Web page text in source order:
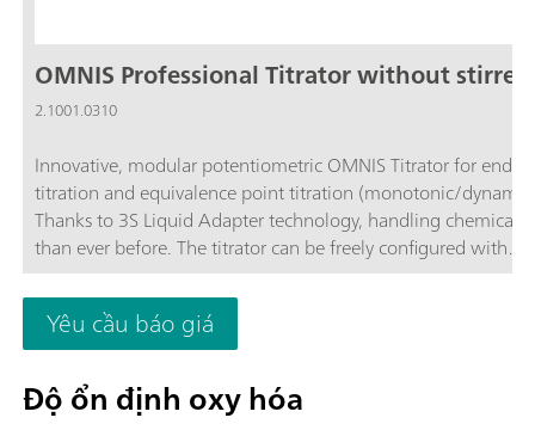
OMNIS Professional Titrator without stirrer
2.1001.0310
Innovative, modular potentiometric OMNIS Titrator for
titration and equivalence point titration (monotonic/
Thanks to 3S Liquid Adapter technology, handling chemicals
than ever before. The titrator can be freely configured with
measuring modules and cylinder units and can have a stirrer
as needed. Including "Professional" function license for
titration with additional titration or dosing modules.
PC or local network; Connection option for up to four
titration or dosing modules for additional applications or
solutions; Can be supplemented with magnetic stirrer and/
Yêu cầu báo giá
Độ ổn định oxy hóa